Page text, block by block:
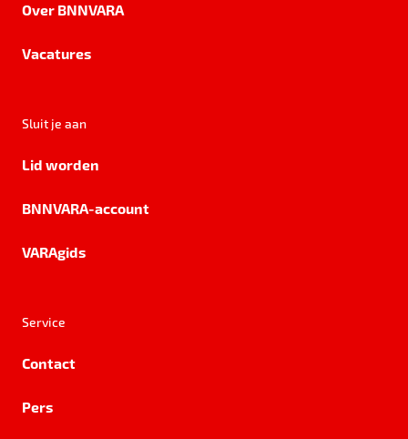
Over BNNVARA
Vacatures
Sluit je aan
Lid worden
BNNVARA-account
VARAgids
Service
Contact
Pers